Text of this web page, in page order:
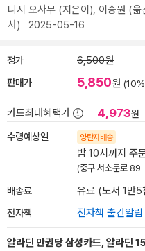
니시 오사무 (지은이), 이승원 (옮
사) 2025-05-16
정가 6,500원
판매가 5,850원
카드최대혜택가 4,973원
수령예상일 양탄자배송
밤 10시까지 주
(중구 서소문로
배송료 유료 (도서 1만5
전자책 전자책 출간알림
알라딘 만권당 삼성카드, 알라딘